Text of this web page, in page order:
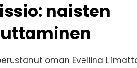
naisten
oman Eveliina